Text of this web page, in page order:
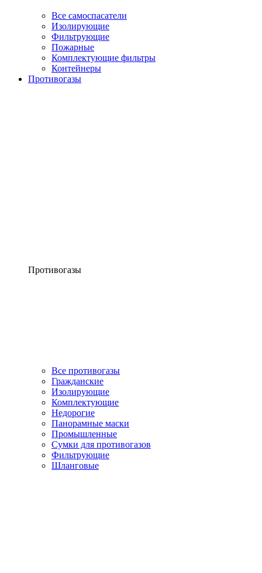
Все самоспасатели
Изолирующие
Фильтрующие
Пожарные
Комплектующие фильтры
Контейнеры
Противогазы
Противогазы
Все противогазы
Гражданские
Изолирующие
Комплектующие
Недорогие
Панорамные маски
Промышленные
Сумки для противогазов
Фильтрующие
Шланговые